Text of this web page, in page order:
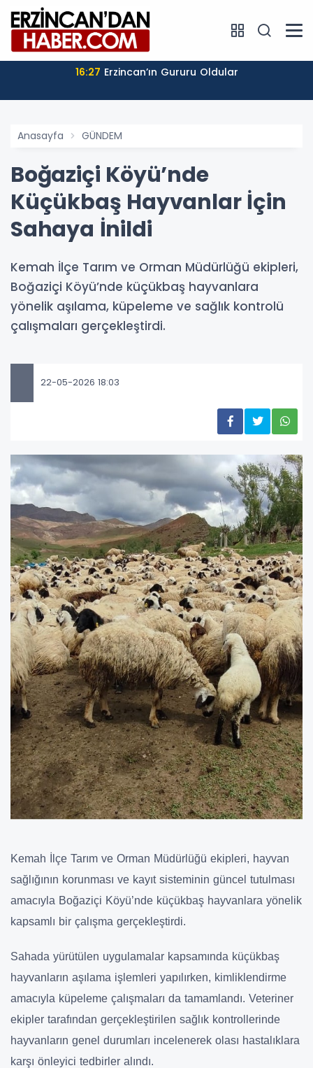
16:27 Erzincan’ın Gururu Oldular
Anasayfa GÜNDEM
Boğaziçi Köyü’nde
Küçükbaş Hayvanlar İçin
Sahaya İnildi
Kemah İlçe Tarım ve Orman Müdürlüğü ekipleri,
Boğaziçi Köyü’nde küçükbaş hayvanlara
yönelik aşılama, küpeleme ve sağlık kontrolü
çalışmaları gerçekleştirdi.
22-05-2026 18:03
Kemah İlçe Tarım ve Orman Müdürlüğü ekipleri, hayvan
sağlığının korunması ve kayıt sisteminin güncel tutulması
amacıyla Boğaziçi Köyü’nde küçükbaş hayvanlara yönelik
kapsamlı bir çalışma gerçekleştirdi.
Sahada yürütülen uygulamalar kapsamında küçükbaş
hayvanların aşılama işlemleri yapılırken, kimliklendirme
amacıyla küpeleme çalışmaları da tamamlandı. Veteriner
ekipler tarafından gerçekleştirilen sağlık kontrollerinde
hayvanların genel durumları incelenerek olası hastalıklara
karşı önleyici tedbirler alındı.